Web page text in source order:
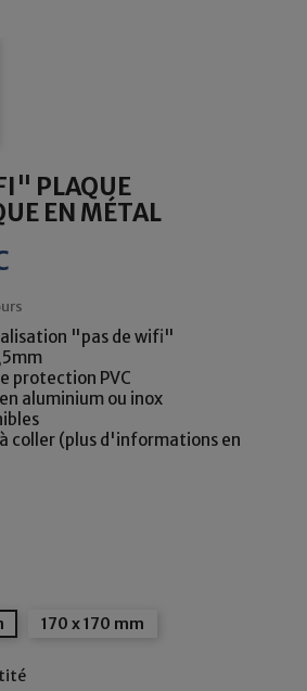
PLAQUE
EN MÉTAL
"pas de wifi"
protection PVC
aluminium ou inox
coller (plus d'informations en
170 x 170 mm